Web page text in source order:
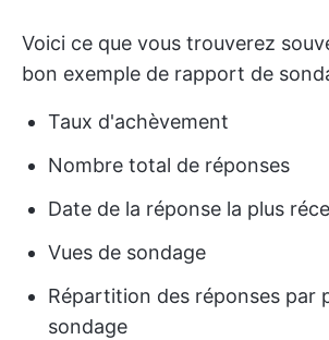
Voici ce que vous trouverez
bon exemple de rapport de
Taux d'achèvement
Nombre total de réponses
Date de la réponse la plus
Vues de sondage
Répartition des réponses par
sondage